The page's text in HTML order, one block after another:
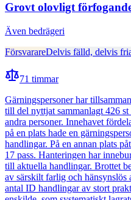
Grovt olovligt
Även bedrägeri
FörsvarareDelvis fälld, delvis
71 timmar
Gärningspersoner har
till del nyttjat sammanlagt 426
andra personer. Innehavet
på en plats hade en
handlingar. På en annan plats
17 pass. Hanteringen har
till aktuella handlingar. Brottet
av särskilt farlig och hänsynslös
antal ID handlingar av stort